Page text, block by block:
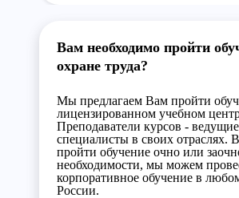
Вам необходимо пройти
охране труда?
Мы предлагаем Вам пройти
лицензированном учебном
Преподаватели курсов - ведущие
специалисты в своих отраслях.
пройти обучение очно или
необходимости, мы можем
корпоративное обучение в
России.